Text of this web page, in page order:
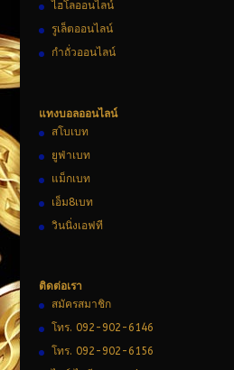
ไฮโลออนไลน์
รูเล็ตออนไลน์
กำถั่วออนไลน์
แทงบอลออนไลน์
สโบเบท
ยูฟ่าเบท
แม็กเบท
เอ็ม8เบท
วินนิ่งเอฟที
ติดต่อเรา
สมัครสมาชิก
โทร. 092-902-6146
โทร. 092-902-6156